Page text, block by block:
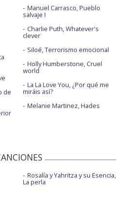
de
Manuel Carrasco, Pueblo
salvaje I
Charlie Puth, Whatever's
clever
Siloé, Terrorismo emocional
Holly Humberstone, Cruel
world
La La Love You, ¿Por qué me
miráis así?
Melanie Martinez, Hades
Rosalía y Yahritza y su Esencia,
La perla